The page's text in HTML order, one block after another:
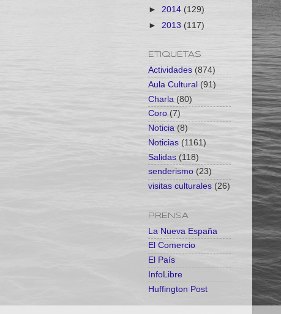
► 2014 (129)
► 2013 (117)
ETIQUETAS
Actividades (874)
Aula Cultural (91)
Charla (80)
Coro (7)
Noticia (8)
Noticias (1161)
Salidas (118)
senderismo (23)
visitas culturales (26)
PRENSA
La Nueva España
El Comercio
El País
InfoLibre
Huffington Post